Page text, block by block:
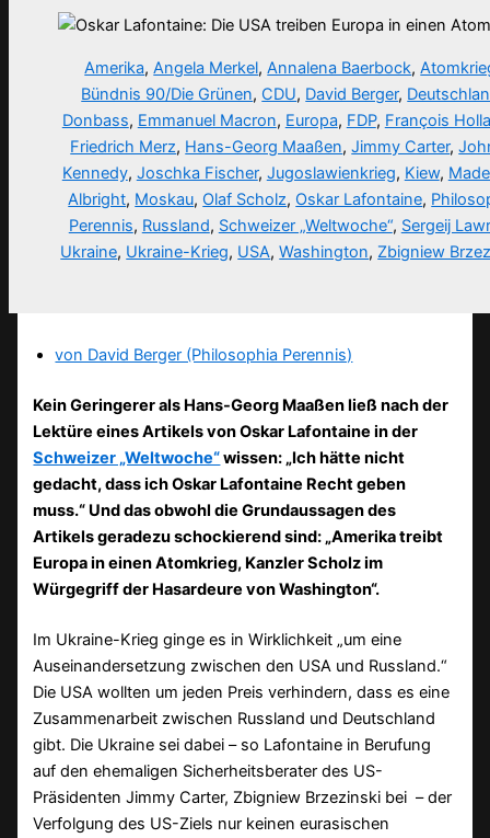
Amerika,Angela Merkel,Annalena Baerbock,
Bündnis 90/Die Grünen, CDU, David Berger,
Donbass, Emmanuel Macron, Europa, FDP, François
Friedrich Merz, Hans-Georg Maaßen,Jimmy Carter,
Kennedy, Joschka Fischer, Jugoslawienkrieg, Kiew,
Albright, Moskau, Olaf Scholz, Oskar Lafontaine,
Perennis, Russland, Schweizer „Weltwoche“, Sergeij
Ukraine, Ukraine-Krieg, USA,Washington, Zbigniew
von David Berger (Philosophia Perennis)
Kein Geringerer als Hans-Georg Maaßen ließ nach der
Lektüre eines Artikels von Oskar Lafontaine in der
Schweizer „Weltwoche“wissen: „Ich hätte nicht
gedacht, dass ich Oskar Lafontaine Recht geben
muss.“ Und das obwohl die Grundaussagen des
Artikels geradezu schockierend sind: „Amerika treibt
Europa in einen Atomkrieg, Kanzler Scholz im
Würgegriff der Hasardeure von Washington“.
Im Ukraine-Krieg ginge es in Wirklichkeit „um eine
Auseinandersetzung zwischen den USA und Russland.“
Die USA wollten um jeden Preis verhindern, dass es eine
Zusammenarbeit zwischen Russland und Deutschland
gibt. Die Ukraine sei dabei – so Lafontaine in Berufung
auf den ehemaligen Sicherheitsberater des US-
Präsidenten Jimmy Carter, Zbigniew Brzezinski bei – der
Verfolgung des US-Ziels nur keinen eurasischen